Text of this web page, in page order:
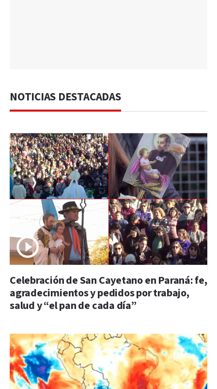
NOTICIAS DESTACADAS
Celebración de San Cayetano en Paraná: fe,
agradecimientos y pedidos por trabajo,
salud y “el pan de cada día”